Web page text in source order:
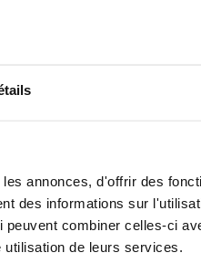
annonces, d'offrir des
des informations sur
combiner celles-ci
de leurs services.
001
à partir de12,18
Marquage à partir de 6
Livraison à partir de19 août